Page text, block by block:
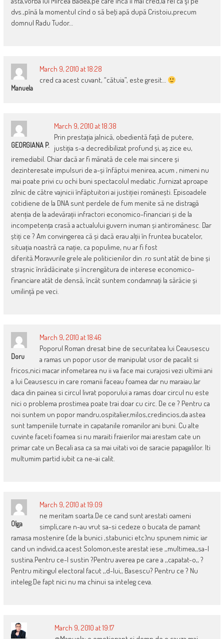
dvs.,pînă la momentul cînd o să beţi apă după Cristoiu,precum
domnul Radu Tudor…
Manuela
March 9, 2010 at 18:28
cred ca acest cuvant, “cătuia”, este gresit…
GEORGIANA P.
March 9, 2010 at 18:38
Prin prestația jalnică, obedientă față de putere,
justiția s-a decredibilizat profund și, aș zice eu,
iremediabil. Chiar dacă ar fi mânată de cele mai sincere și
dezinteresate impulsuri de a-și înfăptui menirea, acum , nimeni nu
mai poate privi cu ochi buni spectacolul mediatic ,furnizat aproape
zilnic de către vajnicii înfăptuitori ai justiției românești. Episoadele
cotidiene de la DNA sunt perdele de fum menite să ne distragă
atenția de la adevărații infractori economico-financiari și de la
incompetența crasă a actualului guvern inuman și antiromânesc. Dar
știți ce ? Am convingerea că și dacă erau alții în fruntea bucatelor,
situația noastră ca nație, ca populime, nu ar fi fost
diferită.Moravurile grele ale politicienilor din .ro sunt atât de bine și
strașnic înrădăcinate și încrengătura de interese economico-
financiare atât de densă, încât suntem condamnați la sărăcie și
umilință pe veci.
Doru
March 9, 2010 at 18:46
Poporul Roman dresat bine de securitatea lui Ceausescu
a ramas un popor usor de manipulat usor de pacalit si
fricos,nici macar infometarea nu ii va face mai curajosi vezi ultimii ani
a lui Ceausescu in care romanii faceau foamea dar nu maraiau.Iar
daca din painea si circul livrat poporului a ramas doar circul nu este
nici o problema prostimea poate trai doar cu circ. De ce ? Pentru ca
noi suntem un popor mandru,ospitalier,milos,credincios,da astea
sunt tampeniile turnate in capatanile romanilor ani buni. Cu alte
cuvinte faceti foamea si nu maraiti fraierilor mai arestam cate un
primar cate un Becali asa ca sa mai uitati voi de saracie papagalilor. Iti
multumim partid iubit ca ne-ai calit.
Olga
March 9, 2010 at 19:09
ne meritam soarta.De ce cand sunt arestati oameni
simpli,care n-au vrut sa-si cedeze o bucata de pamant
ramasa mostenire (de la bunici ,stabunici etc)nu spunem nimic iar
cand un individ,ca acest Solomon,este arestat iese ,,multimea,,sa-l
sustina.Pentru ce-l sustin ?Pentru averea pe care a ,,capatat-o,, ?
Pentru mitingul electoral facut ,,d-lui,, Basescu? Pentru ce ? Nu
inteleg.De fapt nici nu ma chinui sa inteleg ceva.
March 9, 2010 at 19:17